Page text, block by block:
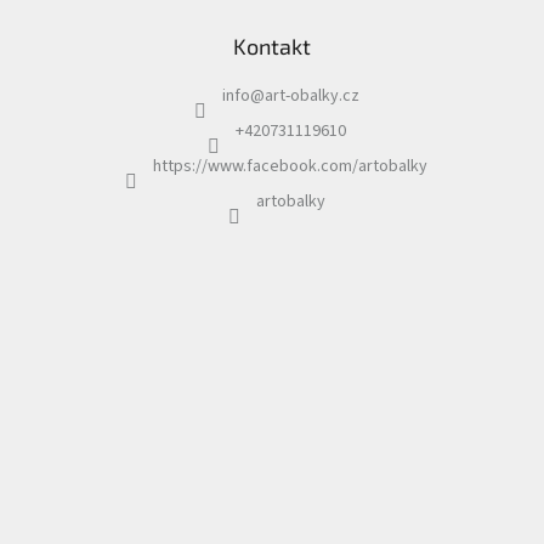
Kontakt
info@art-obalky.cz
+420731119610
https://www.facebook.com/artobalky
artobalky